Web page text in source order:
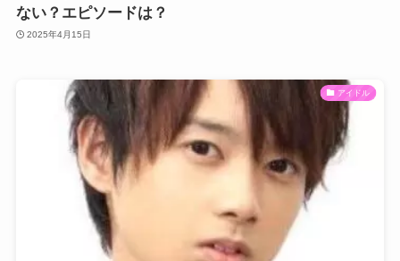
ない？エピソードは？
2025年4月15日
アイドル